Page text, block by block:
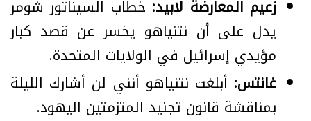
زعيم المعارضة لابيد: خطاب السيناتور شومر
يدل على أن نتنياهو يخسر عن قصد كبار
مؤيدي إسرائيل في الولايات المتحدة.
غانتس: أبلغت نتنياهو أنني لن أشارك الليلة
بمناقشة قانون تجنيد المتزمتين اليهود.